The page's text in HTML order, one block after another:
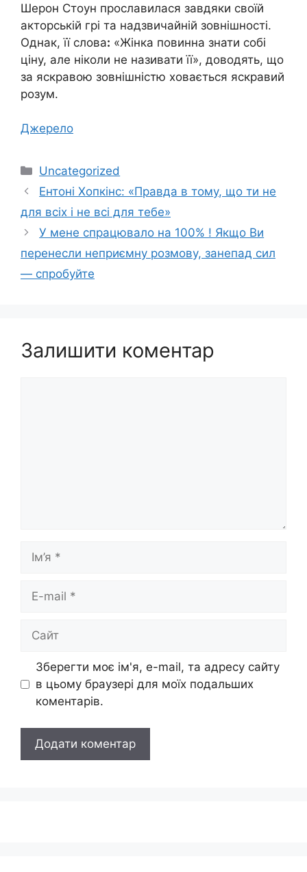
Шерон Стоун прославилася завдяки своїй
акторській грі та надзвичайній зовнішності.
Однак, її слова: «Жінка повинна знати собі
ціну, але ніколи не називати її», доводять, що
за яскравою зовнішністю ховається яскравий
розум.
Джерело
Категорії
Uncategorized
Ентоні Хопкінс: «Правда в тому, що ти не
для всіх і не всі для тебе»
У мене спрацювало на 100% ! Якщо Ви
перенесли неприємну розмову, занепад сил
— спробуйте
Залишити коментар
Ім’я
Сайт
Зберегти моє ім'я, e-mail, та адресу сайту
в цьому браузері для моїх подальших
коментарів.